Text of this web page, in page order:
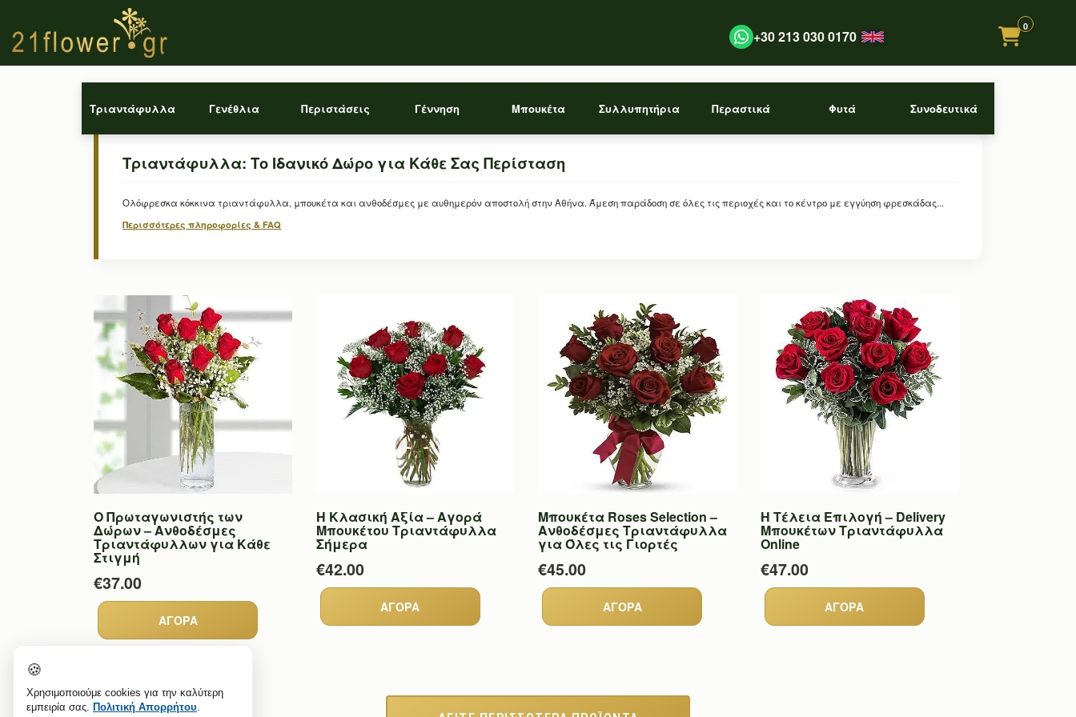
+30 213 030 0170
0
Τριαντάφυλλα Γενέθλια Περιστάσεις Γέννηση Μπουκέτα Συλλυπητήρια Περαστικά Φυτά Συνοδευτικά
Τριαντάφυλλα: Το Ιδανικό Δώρο για Κάθε Σας Περίσταση
Ολόφρεσκα κόκκινα τριαντάφυλλα, μπουκέτα και ανθοδέσμες με αυθημερόν αποστολή στην Αθήνα. Άμεση παράδοση σε όλες τις περιοχές και το κέντρο με εγγύηση φρεσκάδας...
Περισσότερες πληροφορίες & FAQ
Ο Πρωταγωνιστής των
Δώρων – Ανθοδέσμες
Τριαντάφυλλων για Κάθε
Στιγμή
€37.00
Η Κλασική Αξία – Αγορά
Μπουκέτου Τριαντάφυλλα
Σήμερα
€42.00
Μπουκέτα Roses Selection –
Ανθοδέσμες Τριαντάφυλλα
για Όλες τις Γιορτές
€45.00
Η Τέλεια Επιλογή – Delivery
Μπουκέτων Τριαντάφυλλα
Online
€47.00
🍪
Χρησιμοποιούμε cookies για την καλύτερη
εμπειρία σας. Πολιτική Απορρήτου.